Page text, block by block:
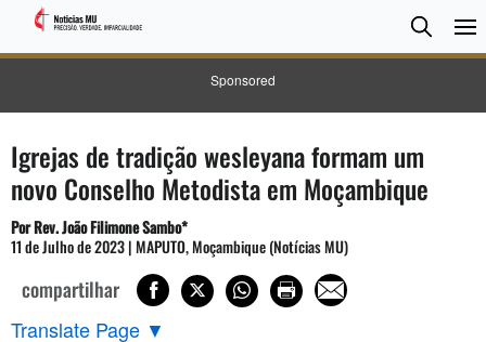
Sponsored
Search
Igrejas de tradição wesleyana formam um
novo Conselho Metodista em Moçambique
Por Rev. João Filimone Sambo*
11 de Julho de 2023 | MAPUTO, Moçambique (Notícias MU)
compartilhar
Translate Page ▼